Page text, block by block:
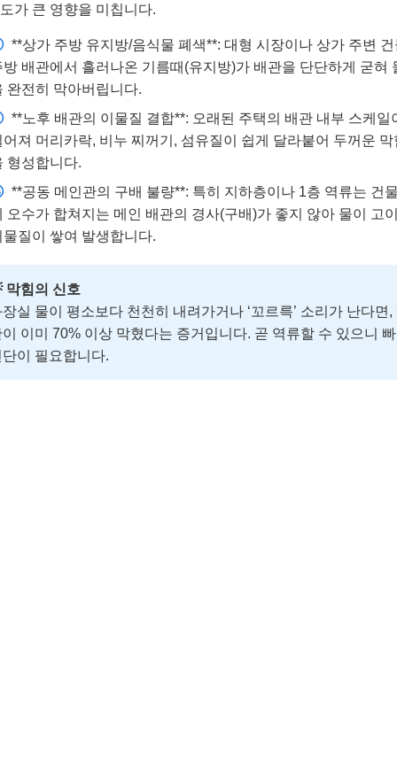
가 큰 영향을 미칩니다.
**상가 주방 유지방/음식물 폐색**: 대형 시장이나 상가 주변
방 배관에서 흘러나온 기름때(유지방)가 배관을 단단하게 굳혀
완전히 막아버립니다.
**노후 배관의 이물질 결합**: 오래된 주택의 배관 내부 스케일
어져 머리카락, 비누 찌꺼기, 섬유질이 쉽게 달라붙어 두꺼운 막
형성합니다.
**공동 메인관의 구배 불량**: 특히 지하층이나 1층 역류는 건
오수가 합쳐지는 메인 배관의 경사(구배)가 좋지 않아 물이 고
물질이 쌓여 발생합니다.
막힘의 신호
실 물이 평소보다 천천히 내려가거나 ‘꼬르륵’ 소리가 난다면,
이 이미 70% 이상 막혔다는 증거입니다. 곧 역류할 수 있으니
이 필요합니다.